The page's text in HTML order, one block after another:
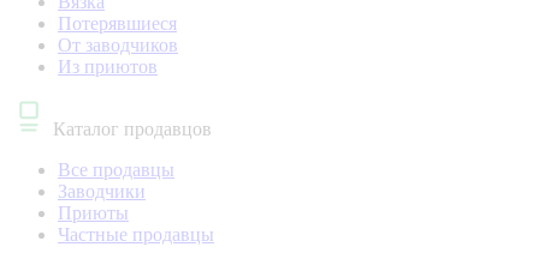
Потерявшиеся
От заводчиков
Из приютов
Каталог продавцов
Все продавцы
Заводчики
Приюты
Частные продавцы